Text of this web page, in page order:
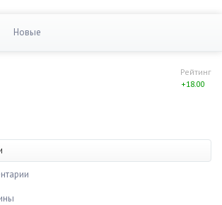
Новые
Рейтинг
+18.00